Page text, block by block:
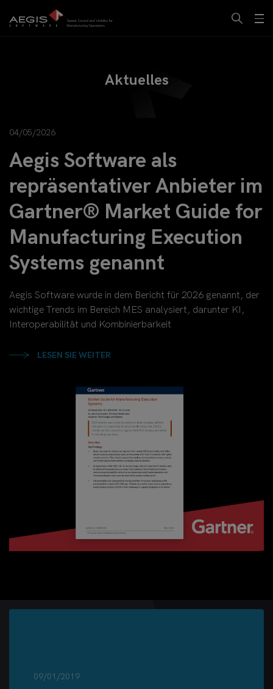
Aktuelles
04/05/2026
Aegis Software als
repräsentativer Anbieter im
Gartner® Market Guide for
Manufacturing Execution
Systems genannt
Aegis Software wurde in dem Bericht für 2026 genannt, der
wichtige Trends im Bereich MES analysiert, darunter KI,
Interoperabilität und Kombinierbarkeit
LESEN SIE WEITER
09/01/2019